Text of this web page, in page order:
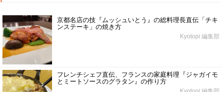
京都名店の技『ムッシュいとう』の総料理長直伝「チキ
ンステーキ」の焼き方
Kyotopi 編集部
フレンチシェフ直伝、フランスの家庭料理『ジャガイモ
とミートソースのグラタン』の作り方